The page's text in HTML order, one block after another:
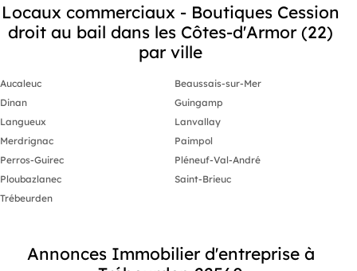
Locaux commerciaux - Boutiques Cession
droit au bail dans les Côtes-d'Armor (22)
par ville
Aucaleuc
Beaussais-sur-Mer
Dinan
Guingamp
Langueux
Lanvallay
Merdrignac
Paimpol
Perros-Guirec
Pléneuf-Val-André
Ploubazlanec
Saint-Brieuc
Trébeurden
Annonces Immobilier d'entreprise à